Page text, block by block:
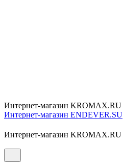
Интернет-магазин KROMAX.RU
Интернет-магазин ENDEVER.SU
Интернет-магазин KROMAX.RU